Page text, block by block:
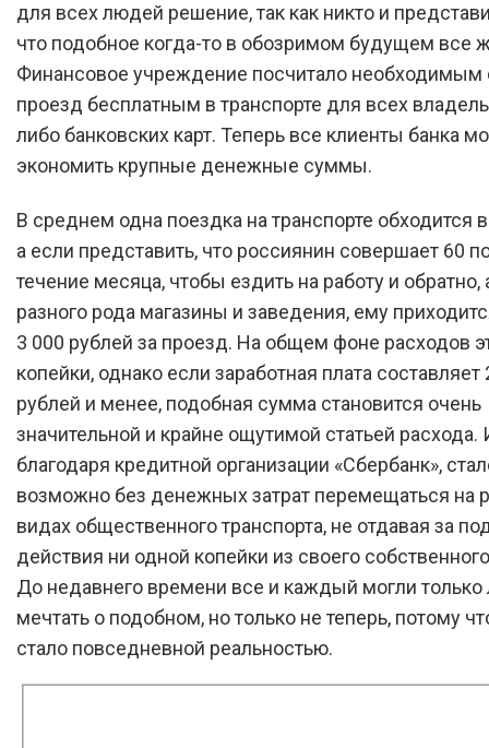
для всех людей решение, так как никто и
что подобное когда-то в обозримом будущем все
Финансовое учреждение посчитало необходимым
проезд бесплатным в транспорте для всех
либо банковских карт. Теперь все клиенты банка
экономить крупные денежные суммы.
В среднем одна поездка на транспорте обходится
а если представить, что россиянин совершает 60
течение месяца, чтобы ездить на работу и обратно,
разного рода магазины и заведения, ему
3 000 рублей за проезд. На общем фоне расходов
копейки, однако если заработная плата составляет
рублей и менее, подобная сумма становится очень
значительной и крайне ощутимой статьей расхода.
благодаря кредитной организации «Сбербанк»,
возможно без денежных затрат перемещаться на
видах общественного транспорта, не отдавая за
действия ни одной копейки из своего
До недавнего времени все и каждый могли
мечтать о подобном, но только не теперь, потому
стало повседневной реальностью.